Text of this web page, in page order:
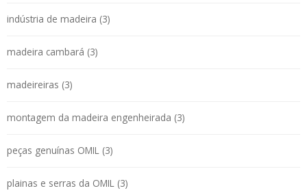
indústria de madeira (3)
madeira cambará (3)
madeireiras (3)
montagem da madeira engenheirada (3)
peças genuínas OMIL (3)
plainas e serras da OMIL (3)